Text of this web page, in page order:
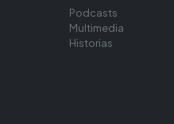
Podcasts
Multimedia
Historias